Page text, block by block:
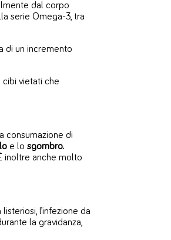
dal corpo
serie Omega-3, tra
di un incremento
cibi vietati che
consumazione di
e lo sgombro.
inoltre anche molto
l’infezione da
la gravidanza,